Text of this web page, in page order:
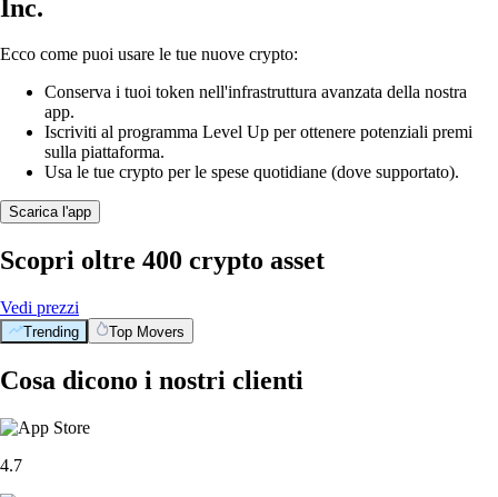
Inc.
Ecco come puoi usare le tue nuove crypto:
Conserva i tuoi token nell'infrastruttura avanzata della nostra
app.
Iscriviti al programma Level Up per ottenere potenziali premi
sulla piattaforma.
Usa le tue crypto per le spese quotidiane (dove supportato).
Scarica l'app
Scopri oltre 400 crypto asset
Vedi prezzi
Trending Top Movers
Cosa dicono i nostri clienti
4.7